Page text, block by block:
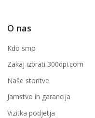
O nas
Kdo smo
Zakaj izbrati 300dpi.com
Naše storitve
Jamstvo in garancija
Vizitka podjetja